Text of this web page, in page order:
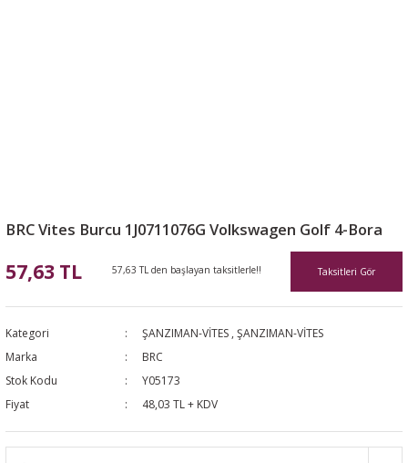
BRC Vites Burcu 1J0711076G Volkswagen Golf 4-Bora
57,63 TL 57,63 TL den başlayan taksitlerle!! Taksitleri Gör
Kategori ŞANZIMAN-VİTES , ŞANZIMAN-VİTES
Marka
BRC
Stok Kodu
Y05173
Fiyat
48,03 TL + KDV